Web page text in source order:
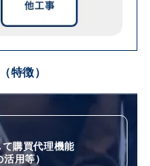
特徴）
購買代理機能
用等）